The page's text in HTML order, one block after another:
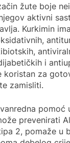
žute boje
aktivni
Kurkimin
i
koristan za
zamisliti.
pomoć
prevenirati
2, pomaže u